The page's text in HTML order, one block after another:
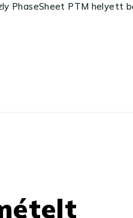
PhaseSheet PTM helyett